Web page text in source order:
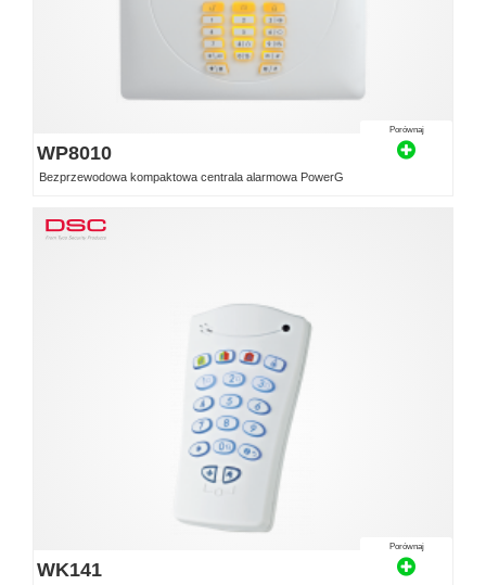
Porównaj
WP8010
Bezprzewodowa kompaktowa centrala alarmowa PowerG
Porównaj
WK141